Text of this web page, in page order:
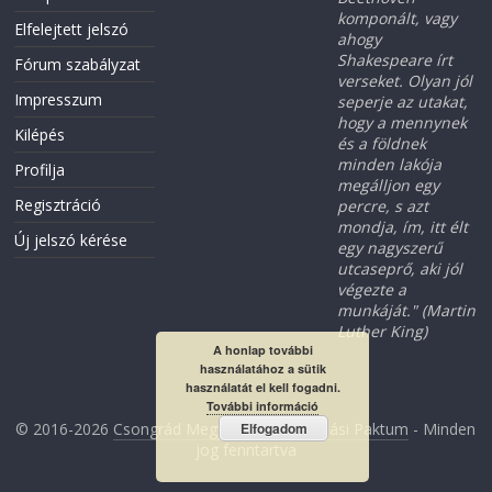
Elfelejtett jelszó
Fórum szabályzat
Impresszum
Kilépés
Profilja
Regisztráció
Új jelszó kérése
komponált, vagy
ahogy
Shakespeare írt
verseket. Olyan jól
seperje az utakat,
hogy a mennynek
és a földnek
minden lakója
megálljon egy
percre, s azt
mondja, ím, itt élt
egy nagyszerű
utcaseprő, aki jól
végezte a
munkáját." (Martin
Luther King)
© 2016-2026 Csongrád Megyei Foglalkoztatási Paktum - Minden
A honlap további
használatához a sütik
használatát el kell fogadni.
További információ
Elfogadom